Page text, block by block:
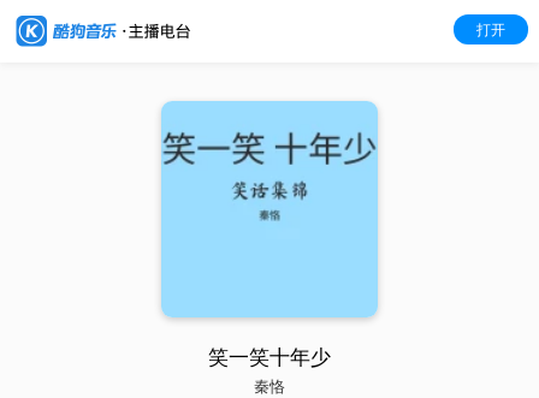
打开
笑一笑十年少
秦恪